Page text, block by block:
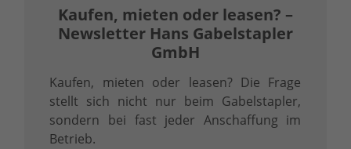
Kaufen, mieten oder leasen? –
Newsletter Hans Gabelstapler
GmbH
Kaufen, mieten oder leasen? Die Frage
stellt sich nicht nur beim Gabelstapler,
sondern bei fast jeder Anschaffung im
Betrieb.